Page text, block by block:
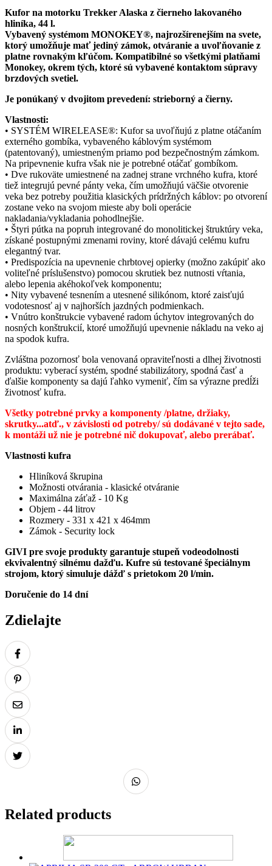
Kufor na motorku Trekker Alaska z čierneho lakovaného
hliníka, 44 l.
Vybavený systémom MONOKEY®, najrozšírenejším na svete,
ktorý umožňuje mať jediný zámok, otváranie a uvoľňovanie z
platne rovnakým kľúčom. Kompatibilné so všetkými platňami
Monokey, okrem tých, ktoré sú vybavené kontaktom súpravy
brzdových svetiel.
Je ponúkaný v dvojitom prevedení: strieborný a čierny.
Vlastnosti:
• SYSTÉM WIRELEASE®: Kufor sa uvoľňujú z platne otáčaním
externého gombíka, vybaveného káblovým systémom
(patentovaný), umiestneným priamo pod bezpečnostným zámkom.
Na pripevnenie kufra však nie je potrebné otáčať gombíkom.
• Dve rukoväte umiestnené na zadnej strane vrchného kufra, ktoré
tiež integrujú pevné pánty veka, čím umožňujú väčšie otvorenie
veka bez potreby použitia klasických prídržných káblov: po otvorení
zostane veko na svojom mieste aby boli operácie
nakladania/vykladania pohodlnejšie.
• Štyri pútka na popruh integrované do monolitickej štruktúry veka,
získané postupnými zmenami roviny, ktoré dávajú celému kufru
elegantný tvar.
• Predispozícia na upevnenie chrbtovej opierky (možno zakúpiť ako
voliteľné príslušenstvo) pomocou skrutiek bez nutnosti vŕtania,
alebo lepenia akéhokoľvek komponentu;
• Nity vybavené tesnením a utesnené silikónom, ktoré zaisťujú
vodotesnosť aj v najhorších jazdných podmienkach.
• Vnútro konštrukcie vybavené radom úchytov integrovaných do
nosných konštrukcií, ktoré umožňujú upevnenie nákladu na veko aj
na spodok kufra.
Zvláštna pozornosť bola venovaná opraviteľnosti a dlhej životnosti
produktu: vyberací systém, spodné stabilizátory, spodná časť a
ďalšie komponenty sa dajú ľahko vymeniť, čím sa výrazne predĺži
životnosť kufra.
Všetky potrebné prvky a komponenty /platne, držiaky,
skrutky...atď., v závislosti od potreby/ sú dodávané v tejto sade,
k montáži už nie je potrebné nič dokupovať, alebo prerábať.
Vlastnosti kufra
Hliníková škrupina
Možnosti otvárania - klasické otváranie
Maximálna záťaž - 10 Kg
Objem - 44 litrov
Rozmery - 331 x 421 x 464mm
Zámok - Security lock
GIVI pre svoje produkty garantuje stupeň vodeodolnosti
ekvivalentný silnému dažďu. Kufre sú testované špeciálnym
strojom, ktorý simuluje dážď s prietokom 20 l/min.
Doručenie do 14 dní
Zdielajte
Related products